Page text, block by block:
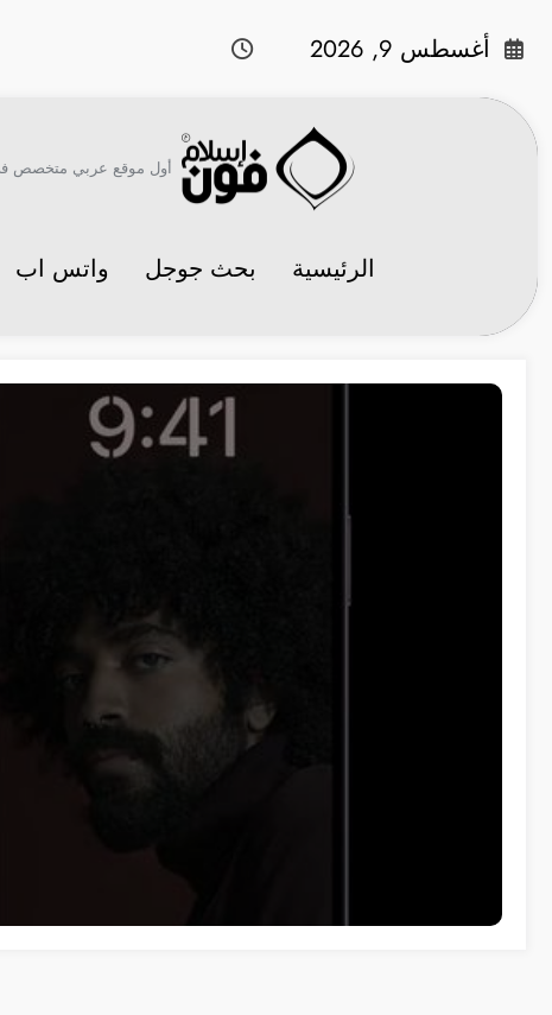
أغسطس 9, 2026
أول موقع عربي متخصص في
الرئيسية بحث جوجل واتس اب